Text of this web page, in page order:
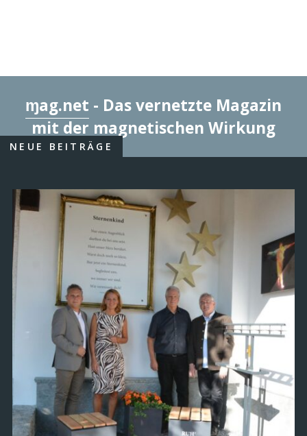
ɱag.net - Das vernetzte Magazin
mit der magnetischen Wirkung
NEUE BEITRÄGE